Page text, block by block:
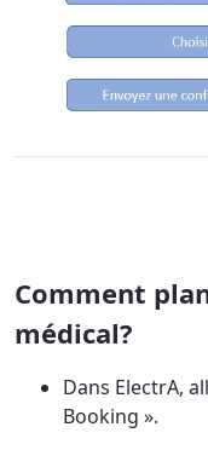
Comment
médical?
Dans ElectrA,
Booking ».